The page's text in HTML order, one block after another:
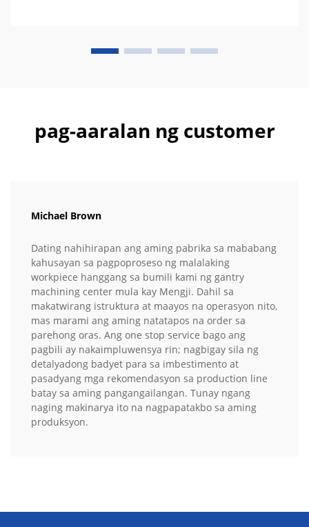
pag-aaralan ng customer
Michael Brown
Dating nahihirapan ang aming pabrika sa mababang
kahusayan sa pagpoproseso ng malalaking
workpiece hanggang sa bumili kami ng gantry
machining center mula kay Mengji. Dahil sa
makatwirang istruktura at maayos na operasyon nito,
mas marami ang aming natatapos na order sa
parehong oras. Ang one stop service bago ang
pagbili ay nakaimpluwensya rin; nagbigay sila ng
detalyadong badyet para sa imbestimento at
pasadyang mga rekomendasyon sa production line
batay sa aming pangangailangan. Tunay ngang
naging makinarya ito na nagpapatakbo sa aming
produksyon.